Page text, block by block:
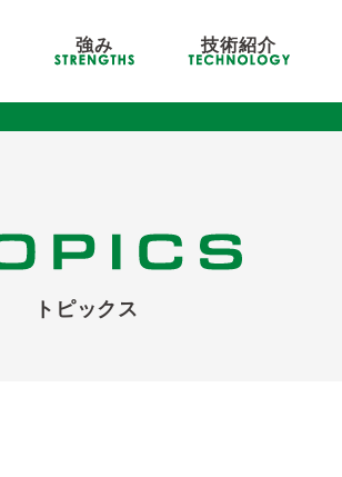
強み 技術紹介
トピックス